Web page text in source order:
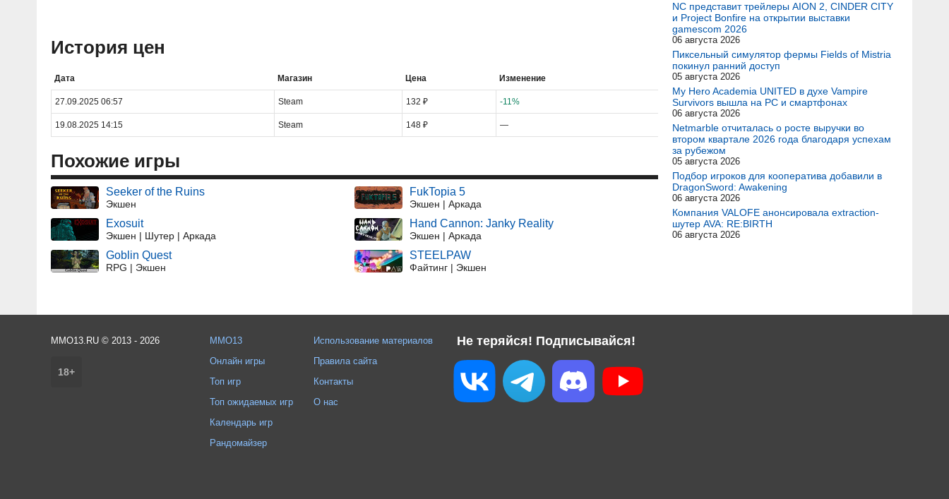
История цен
Дата Магазин Цена Изменение
27.09.2025 06:57 Steam 132 ₽ -11%
19.08.2025 14:15 Steam 148 ₽ —
Похожие игры
Seeker of the Ruins
Экшен
Exosuit
Экшен | Шутер | Аркада
Goblin Quest
RPG | Экшен
FukTopia 5
Экшен | Аркада
Hand Cannon: Janky Reality
Экшен | Аркада
STEELPAW
Файтинг | Экшен
NC представит трейлеры AION 2, CINDER CITY
и Project Bonfire на открытии выставки
gamescom 2026
06 августа 2026
Пиксельный симулятор фермы Fields of Mistria
покинул ранний доступ
05 августа 2026
My Hero Academia UNITED в духе Vampire
Survivors вышла на PC и смартфонах
06 августа 2026
Netmarble отчиталась о росте выручки во
втором квартале 2026 года благодаря успехам
за рубежом
05 августа 2026
Подбор игроков для кооператива добавили в
DragonSword: Awakening
06 августа 2026
Компания VALOFE анонсировала extraction-
шутер AVA: RE:BIRTH
06 августа 2026
Не теряйся! Подписывайся!
MMO13.RU © 2013 - 2026
18+
MMO13
Онлайн игры
Топ игр
Топ ожидаемых игр
Календарь игр
Рандомайзер
Использование материалов
Правила сайта
Контакты
О нас